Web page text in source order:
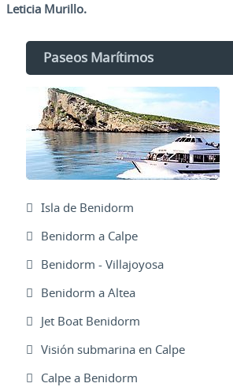
Leticia Murillo.
Paseos Marítimos
Isla de Benidorm
Benidorm a Calpe
Benidorm - Villajoyosa
Benidorm a Altea
Jet Boat Benidorm
Visión submarina en Calpe
Calpe a Benidorm